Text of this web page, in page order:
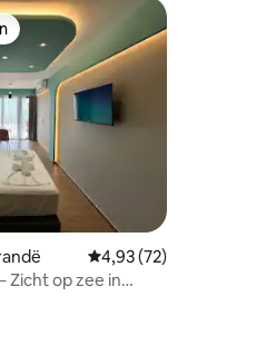
5, 173 recensies
Gemiddelde
4,93 (72)
Zicht op zee in